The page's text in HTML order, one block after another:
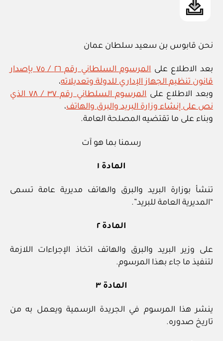
نحن قابوس بن سعيد سلطان عمان
بعد الاطلاع على
المرسوم السلطاني رقم ٢٦ / ٧٥ بإصدار
قانون تنظيم الجهاز الإداري للدولة وتعديلاته،
وبعد الاطلاع على
المرسوم السلطاني رقم ٣٧ / ٧٨ الذي
نص على إنشاء وزارة البريد والبرق والهاتف،
وبناء على ما تقتضيه المصلحة العامة.
رسمنا بما هو آت
المادة ١
تنشأ بوزارة البريد والبرق والهاتف مديرية عامة تسمى
“المديرية العامة للبريد”.
المادة ٢
على وزير البريد والبرق والهاتف اتخاذ الإجراءات اللازمة
لتنفيذ ما جاء بهذا المرسوم.
المادة ٣
ينشر هذا المرسوم في الجريدة الرسمية ويعمل به من
تاريخ صدوره.